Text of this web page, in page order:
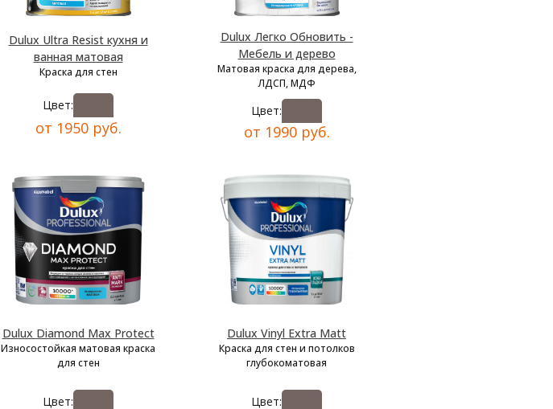
Dulux Ultra Resist кухня и
ванная матовая
Краска для стен
Цвет:
от 1950 руб.
Dulux Легко Обновить -
Мебель и дерево
Матовая краска для дерева,
ЛДСП, МДФ
Цвет:
от 1990 руб.
Dulux Diamond Max Protect
Износостойкая матовая краска
для стен
Цвет:
Dulux Vinyl Extra Matt
Краска для стен и потолков
глубокоматовая
Цвет: